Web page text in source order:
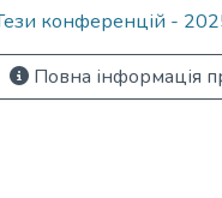
конференцій -
Повна інформація